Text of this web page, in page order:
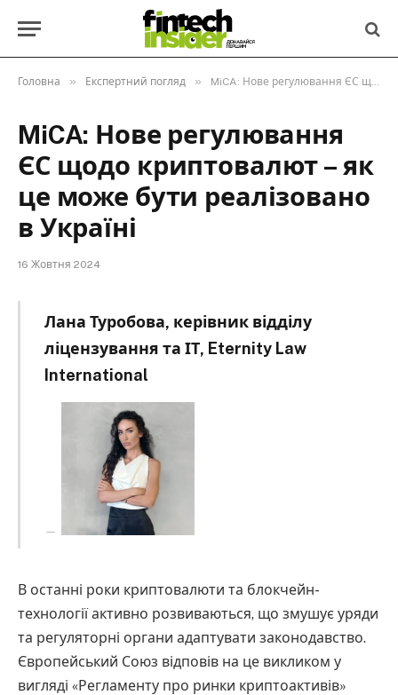
Головна » Експертний погляд » MiCA: Нове регулювання ЄС щодо криптовалют – як це може бути реалізовано в Україні
MiCA: Нове регулювання
ЄС щодо криптовалют – як
це може бути реалізовано
в Україні
16 Жовтня 2024
Лана Туробова, керівник відділу
ліцензування та ІТ, Eternity Law
International
В останні роки криптовалюти та блокчейн-
технології активно розвиваються, що змушує уряди
та регуляторні органи адаптувати законодавство.
Європейський Союз відповів на це викликом у
вигляді «Регламенту про ринки криптоактивів»